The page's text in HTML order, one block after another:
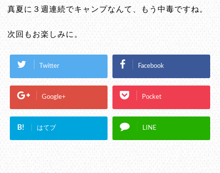
真夏に３週連続でキャンプなんて、もう中毒ですね。
次回もお楽しみに。
Twitter Facebook
Google+ Pocket
B! はてブ LINE